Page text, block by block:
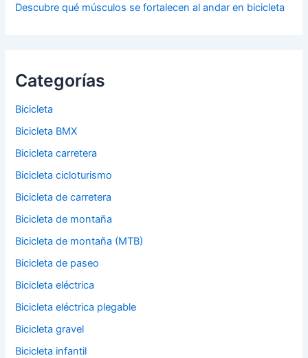
Descubre qué músculos se fortalecen al andar en bicicleta
Categorías
Bicicleta
Bicicleta BMX
Bicicleta carretera
Bicicleta cicloturismo
Bicicleta de carretera
Bicicleta de montaña
Bicicleta de montaña (MTB)
Bicicleta de paseo
Bicicleta eléctrica
Bicicleta eléctrica plegable
Bicicleta gravel
Bicicleta infantil